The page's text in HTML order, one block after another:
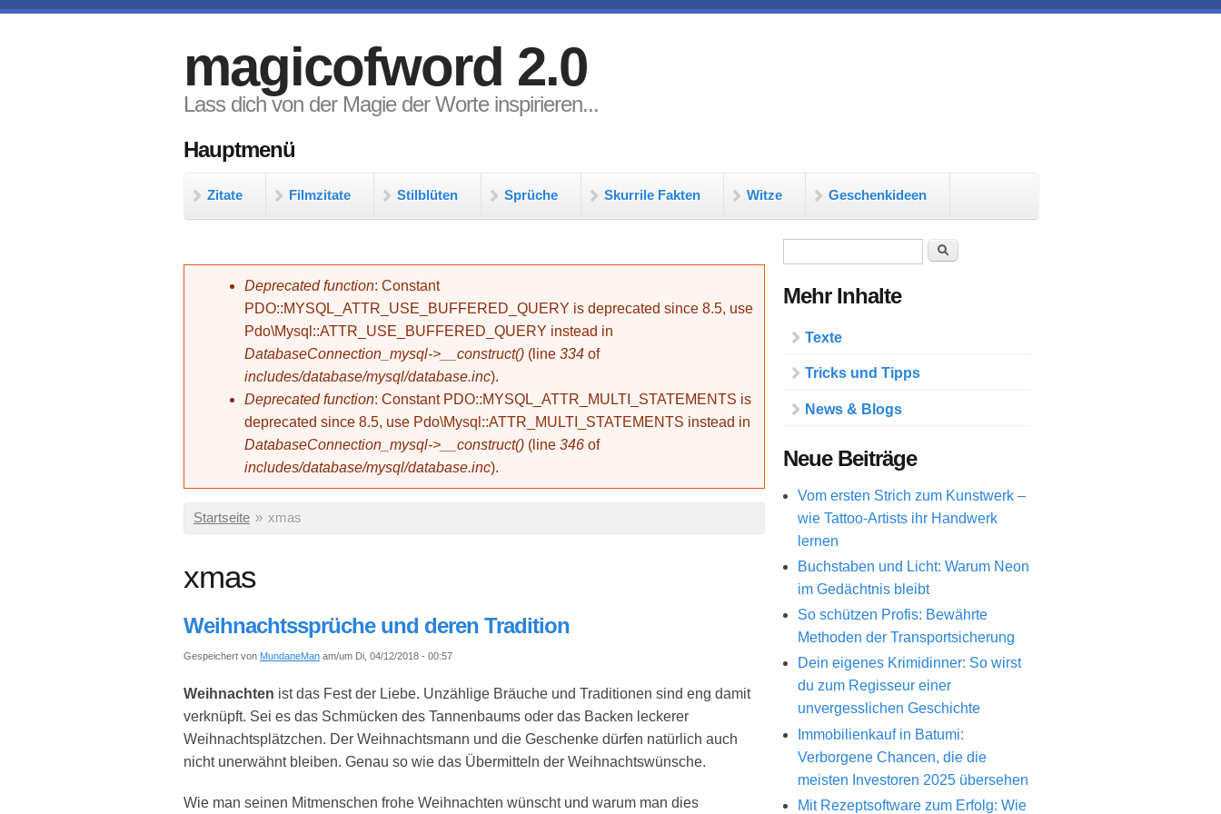
magicofword 2.0
Lass dich von der Magie der Worte inspirieren...
Hauptmenü
Zitate Filmzitate Stilblüten Sprüche Skurrile Fakten Witze Geschenkideen
Fehlermeldung
Deprecated function: Constant
PDO::MYSQL_ATTR_USE_BUFFERED_QUERY is deprecated since 8.5, use
Pdo\Mysql::ATTR_USE_BUFFERED_QUERY instead in
DatabaseConnection_mysql->__construct() (line 334 of
includes/database/mysql/database.inc).
Deprecated function: Constant PDO::MYSQL_ATTR_MULTI_STATEMENTS is
deprecated since 8.5, use Pdo\Mysql::ATTR_MULTI_STATEMENTS instead in
DatabaseConnection_mysql->__construct() (line 346 of
includes/database/mysql/database.inc).
Sie sind hier
Startseite » xmas
xmas
Weihnachtssprüche und deren Tradition
Gespeichert von MundaneMan am/um Di, 04/12/2018 - 00:57
Weihnachten ist das Fest der Liebe. Unzählige Bräuche und Traditionen sind eng damit
verknüpft. Sei es das Schmücken des Tannenbaums oder das Backen leckerer
Weihnachtsplätzchen. Der Weihnachtsmann und die Geschenke dürfen natürlich auch
nicht unerwähnt bleiben. Genau so wie das Übermitteln der Weihnachtswünsche.
Wie man seinen Mitmenschen frohe Weihnachten wünscht und warum man dies
Suche
Mehr Inhalte
Texte
Tricks und Tipps
News & Blogs
Neue Beiträge
Vom ersten Strich zum Kunstwerk –
wie Tattoo-Artists ihr Handwerk
lernen
Buchstaben und Licht: Warum Neon
im Gedächtnis bleibt
So schützen Profis: Bewährte
Methoden der Transportsicherung
Dein eigenes Krimidinner: So wirst
du zum Regisseur einer
unvergesslichen Geschichte
Immobilienkauf in Batumi:
Verborgene Chancen, die die
meisten Investoren 2025 übersehen
Mit Rezeptsoftware zum Erfolg: Wie